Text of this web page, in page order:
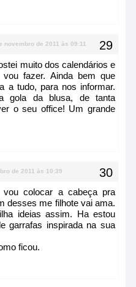
novembro de 2011 às 09:11
muito dos calendários e
fazer. Ainda bem que
a tudo, para nos informar.
gola da blusa, de tanta
o seu office! Um grande
de 2011 às 10:39
colocar a cabeça pra
desses me filhote vai ama.
ideias assim. Ha estou
garrafas inspirada na sua
ficou.